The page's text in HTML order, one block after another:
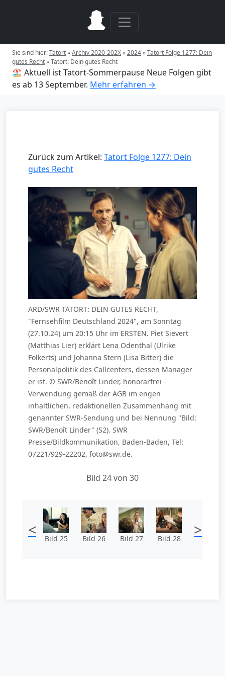
Sie sind hier:Tatort»Archiv 2020-202X»2024»Tatort Folge 1277: Dein
gutes Recht»Tatort: Dein gutes Recht
🏖️ Aktuell ist Tatort-Sommerpause Neue Folgen gibt
es ab 13 September. Mehr erfahren →
Zurück zum Artikel: Tatort Folge 1277: Dein
gutes Recht
ARD/SWR TATORT: DEIN GUTES RECHT,
"Fernsehfilm Deutschland 2024", am Sonntag
(27.10.24) um 20:15 Uhr im ERSTEN. Piet Sievert
(Matthias Lier) erklärt Lena Odenthal (Ulrike
Folkerts) und Johanna Stern (Lisa Bitter) die
Personalpolitik des Callcenters, dessen Manager
er ist. © SWR/Benoît Linder, honorarfrei -
Verwendung gemäß der AGB im engen
inhaltlichen, redaktionellen Zusammenhang mit
genannter SWR-Sendung und bei Nennung "Bild:
SWR/Benoît Linder" (S2). SWR
Presse/Bildkommunikation, Baden-Baden, Tel:
07221/929-22202, foto@swr.de.
Bild 24 von 30
< Bild 25 Bild 26 Bild 27 Bild 28 >